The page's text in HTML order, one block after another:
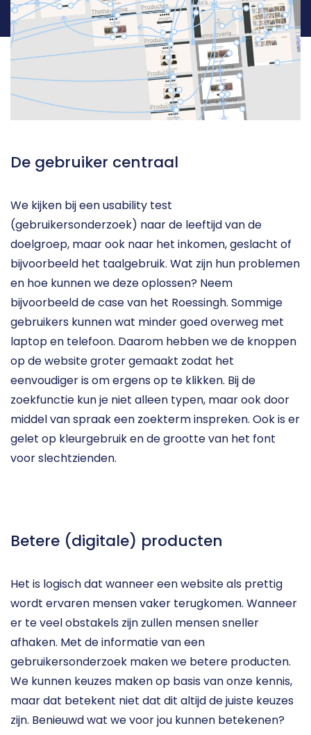
De gebruiker centraal
We kijken bij een usability test
(gebruikersonderzoek) naar de leeftijd van de
doelgroep, maar ook naar het inkomen, geslacht of
bijvoorbeeld het taalgebruik. Wat zijn hun problemen
en hoe kunnen we deze oplossen? Neem
bijvoorbeeld de case van het Roessingh. Sommige
gebruikers kunnen wat minder goed overweg met
laptop en telefoon. Daarom hebben we de knoppen
op de website groter gemaakt zodat het
eenvoudiger is om ergens op te klikken. Bij de
zoekfunctie kun je niet alleen typen, maar ook door
middel van spraak een zoekterm inspreken. Ook is er
gelet op kleurgebruik en de grootte van het font
voor slechtzienden.
Betere (digitale) producten
Het is logisch dat wanneer een website als prettig
wordt ervaren mensen vaker terugkomen. Wanneer
er te veel obstakels zijn zullen mensen sneller
afhaken. Met de informatie van een
gebruikersonderzoek maken we betere producten.
We kunnen keuzes maken op basis van onze kennis,
maar dat betekent niet dat dit altijd de juiste keuzes
zijn. Benieuwd wat we voor jou kunnen betekenen?